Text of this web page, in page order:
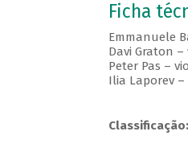
Ficha
Emmanuele
Davi Graton
Peter Pas –
Ilia Laporev
Classificação: